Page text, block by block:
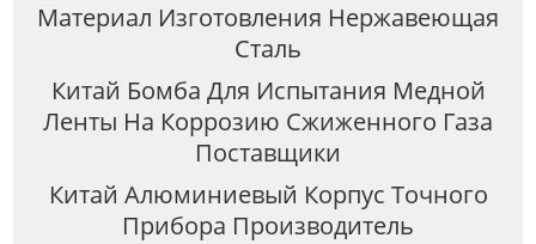
Материал Изготовления Нержавеющая
Сталь
Китай Бомба Для Испытания Медной
Ленты На Коррозию Сжиженного Газа
Поставщики
Китай Алюминиевый Корпус Точного
Прибора Производитель